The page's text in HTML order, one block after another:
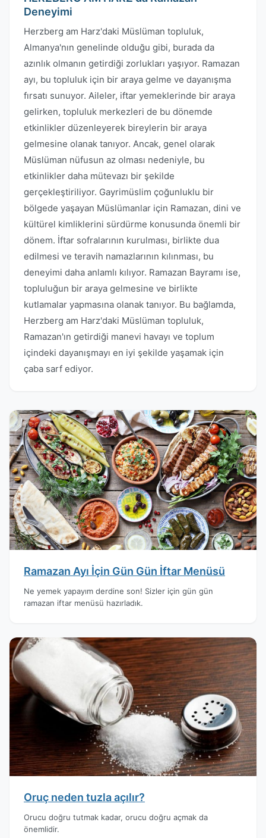
Deneyimi
Herzberg am Harz'daki Müslüman topluluk,
Almanya'nın genelinde olduğu gibi, burada da
azınlık olmanın getirdiği zorlukları yaşıyor. Ramazan
ayı, bu topluluk için bir araya gelme ve dayanışma
fırsatı sunuyor. Aileler, iftar yemeklerinde bir araya
gelirken, topluluk merkezleri de bu dönemde
etkinlikler düzenleyerek bireylerin bir araya
gelmesine olanak tanıyor. Ancak, genel olarak
Müslüman nüfusun az olması nedeniyle, bu
etkinlikler daha mütevazı bir şekilde
gerçekleştiriliyor. Gayrimüslim çoğunluklu bir
bölgede yaşayan Müslümanlar için Ramazan, dini ve
kültürel kimliklerini sürdürme konusunda önemli bir
dönem. İftar sofralarının kurulması, birlikte dua
edilmesi ve teravih namazlarının kılınması, bu
deneyimi daha anlamlı kılıyor. Ramazan Bayramı ise,
topluluğun bir araya gelmesine ve birlikte
kutlamalar yapmasına olanak tanıyor. Bu bağlamda,
Herzberg am Harz'daki Müslüman topluluk,
Ramazan'ın getirdiği manevi havayı ve toplum
içindeki dayanışmayı en iyi şekilde yaşamak için
çaba sarf ediyor.
Ramazan Ayı İçin Gün Gün İftar Menüsü
Ne yemek yapayım derdine son! Sizler için gün gün
ramazan iftar menüsü hazırladık.
Oruç neden tuzla açılır?
Orucu doğru tutmak kadar, orucu doğru açmak da
önemlidir.